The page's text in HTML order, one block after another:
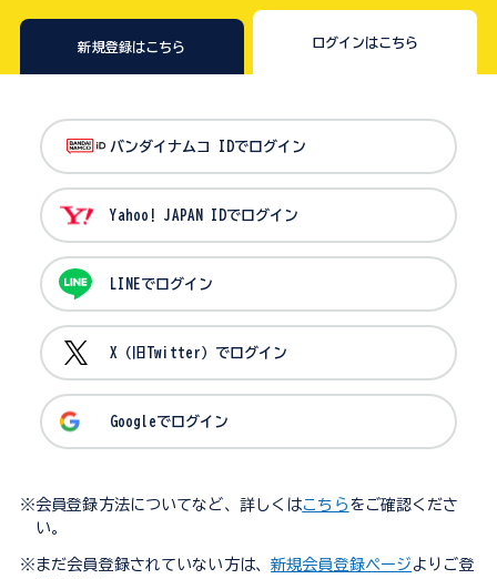
新規登録はこちら ログインはこちら
バンダイナムコ IDでログイン
Yahoo! JAPAN IDでログイン
LINEでログイン
X（旧Twitter）でログイン
Googleでログイン
※会員登録方法についてなど、詳しくはこちら をご確認くださ
い。
※まだ会員登録されていない方は、 新規会員登録ページ よりご登